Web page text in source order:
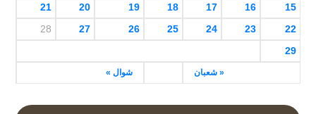
« شعبان شوال »
15
16
17
18
19
20
21
22
23
24
25
26
27
28
29